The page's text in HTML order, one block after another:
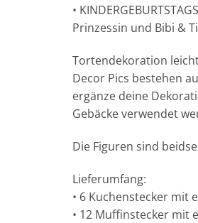
•
Prinzessin und Bibi &
Tortendekoration
Decor Pics bestehen
ergänze deine
Gebäcke verwendet
Die Figuren sind
Lieferumfang:
• 6 Kuchenstecker mit
• 12 Muffinstecker mit